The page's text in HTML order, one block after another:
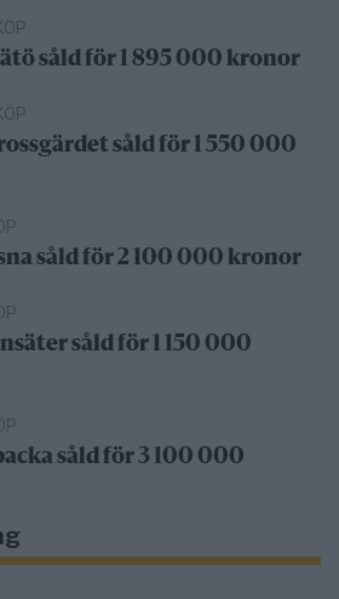
såld för 1 895 000 kronor
såld för 1 550 000
såld för 2 100 000 kronor
såld för 1 150 000
såld för 3 100 000